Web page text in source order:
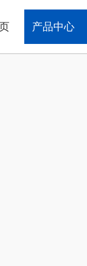
产品中心